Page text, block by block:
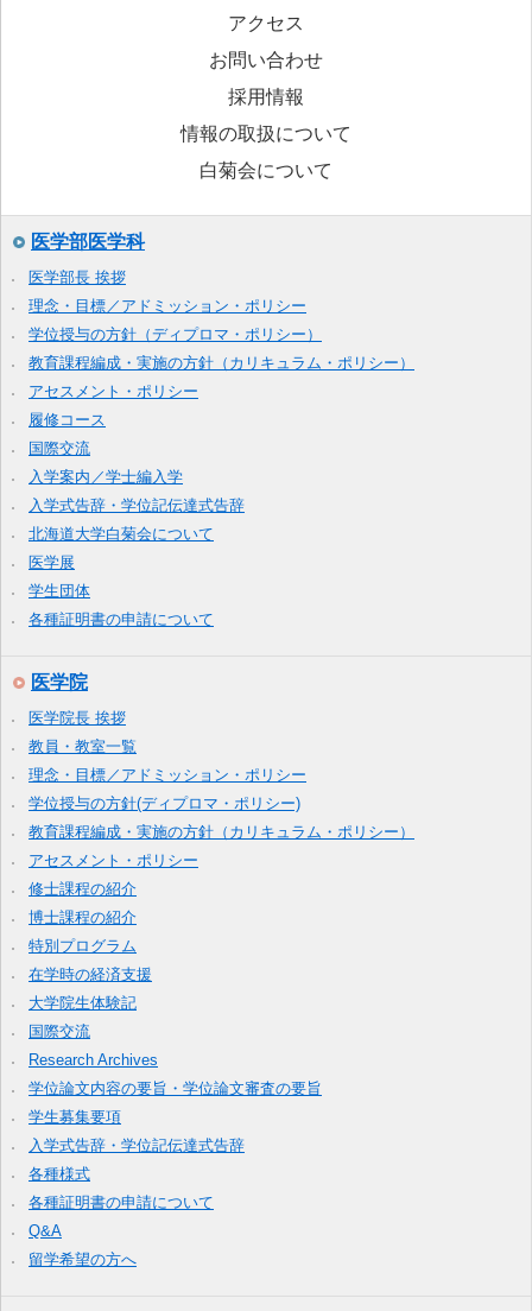
アクセス
お問い合わせ
採用情報
情報の取扱について
白菊会について
医学部医学科
医学部長 挨拶
理念・目標／アドミッション・ポリシー
学位授与の方針（ディプロマ・ポリシー）
教育課程編成・実施の方針（カリキュラム・ポリシー）
アセスメント・ポリシー
履修コース
国際交流
入学案内／学士編入学
入学式告辞・学位記伝達式告辞
北海道大学白菊会について
医学展
学生団体
各種証明書の申請について
医学院
医学院長 挨拶
教員・教室一覧
理念・目標／アドミッション・ポリシー
学位授与の方針(ディプロマ・ポリシー)
教育課程編成・実施の方針（カリキュラム・ポリシー）
アセスメント・ポリシー
修士課程の紹介
博士課程の紹介
特別プログラム
在学時の経済支援
大学院生体験記
国際交流
Research Archives
学位論文内容の要旨・学位論文審査の要旨
学生募集要項
入学式告辞・学位記伝達式告辞
各種様式
各種証明書の申請について
Q&A
留学希望の方へ